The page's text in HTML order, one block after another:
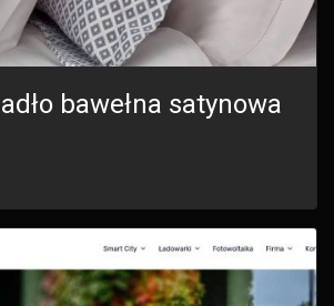
bawełna satynowa